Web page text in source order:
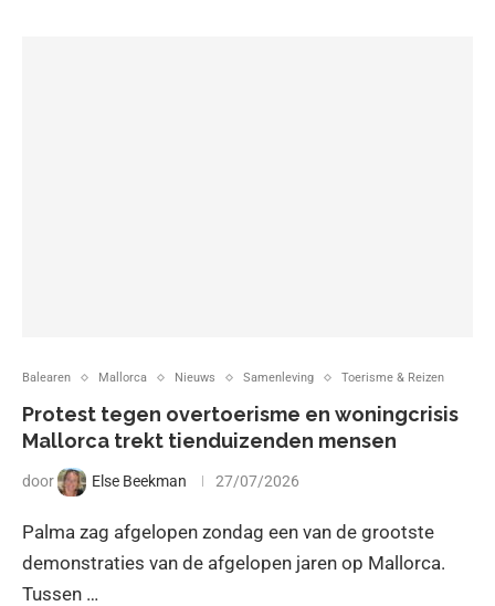
Balearen Mallorca Nieuws Samenleving Toerisme & Reizen
Protest tegen overtoerisme en woningcrisis
Mallorca trekt tienduizenden mensen
door Else Beekman 27/07/2026
Palma zag afgelopen zondag een van de grootste
demonstraties van de afgelopen jaren op Mallorca.
Tussen …